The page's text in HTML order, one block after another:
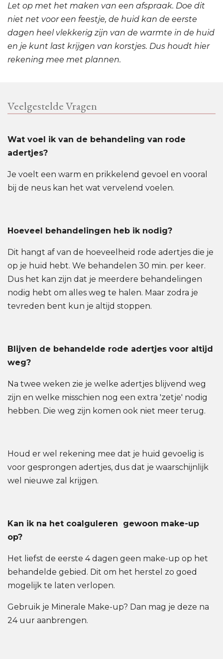
Let op met het maken van een afspraak. Doe dit
niet net voor een feestje, de huid kan de eerste
dagen heel vlekkerig zijn van de warmte in de huid
en je kunt last krijgen van korstjes. Dus houdt hier
rekening mee met plannen.
Veelgestelde Vragen
Wat voel ik van de behandeling van rode
adertjes?
Je voelt een warm en prikkelend gevoel en vooral
bij de neus kan het wat vervelend voelen.
Hoeveel behandelingen heb ik nodig?
Dit hangt af van de hoeveelheid rode adertjes die je
op je huid hebt. We behandelen 30 min. per keer.
Dus het kan zijn dat je meerdere behandelingen
nodig hebt om alles weg te halen. Maar zodra je
tevreden bent kun je altijd stoppen.
Blijven de behandelde rode adertjes voor altijd
weg?
Na twee weken zie je welke adertjes blijvend weg
zijn en welke misschien nog een extra 'zetje' nodig
hebben. Die weg zijn komen ook niet meer terug.
Houd er wel rekening mee dat je huid gevoelig is
voor gesprongen adertjes, dus dat je waarschijnlijk
wel nieuwe zal krijgen.
Kan ik na het coalguleren gewoon make-up
op?
Het liefst de eerste 4 dagen geen make-up op het
behandelde gebied. Dit om het herstel zo goed
mogelijk te laten verlopen.
Gebruik je Minerale Make-up? Dan mag je deze na
24 uur aanbrengen.